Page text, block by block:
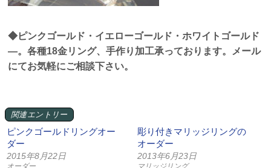
◆ピンクゴールド・イエローゴールド・ホワイトゴールド
—。各種18金リング、手作り加工承っております。メール
にてお気軽にご相談下さい。
関連エントリー
ピンクゴールドリングオー
ダー
2015年8月22日
オーダー
彫り付きマリッジリングの
オーダー
2013年6月23日
マリッジリング